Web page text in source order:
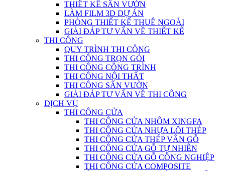
THIẾT KẾ SÂN VƯỜN
LÀM FILM 3D DỰ ÁN
PHÒNG THIẾT KẾ THUÊ NGOÀI
GIẢI ĐÁP TƯ VẤN VỀ THIẾT KẾ
THI CÔNG
QUY TRÌNH THI CÔNG
THI CÔNG TRỌN GÓI
THI CÔNG CÔNG TRÌNH
THI CÔNG NỘI THẤT
THI CÔNG SÂN VƯỜN
GIẢI ĐÁP TƯ VẤN VỀ THI CÔNG
DỊCH VỤ
THI CÔNG CỬA
THI CÔNG CỬA NHÔM XINGFA
THI CÔNG CỬA NHỰA LÕI THÉP
THI CÔNG CỬA THÉP VÂN GỖ
THI CÔNG CỬA GỖ TỰ NHIÊN
THI CÔNG CỬA GỖ CÔNG NGHIỆP
THI CÔNG CỬA COMPOSITE